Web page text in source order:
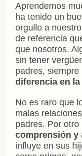
Aprendemos
ha tenido un
orgullo a
de referencia
que nosotros.
sin tener
padres, siempre
diferencia en
No es raro que
malas
padres. Por
comprensión y
influye en sus